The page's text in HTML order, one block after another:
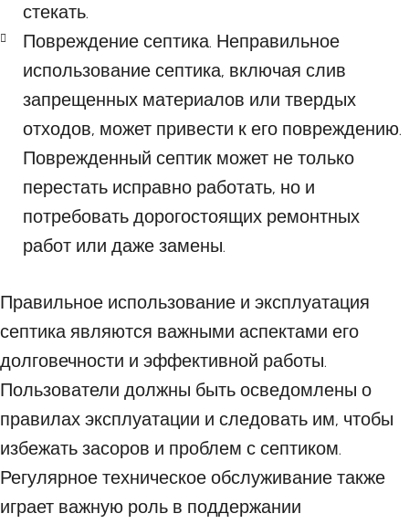
стекать.
Повреждение септика. Неправильное
использование септика, включая слив
запрещенных материалов или твердых
отходов, может привести к его повреждению.
Поврежденный септик может не только
перестать исправно работать, но и
потребовать дорогостоящих ремонтных
работ или даже замены.
Правильное использование и эксплуатация
септика являются важными аспектами его
долговечности и эффективной работы.
Пользователи должны быть осведомлены о
правилах эксплуатации и следовать им, чтобы
избежать засоров и проблем с септиком.
Регулярное техническое обслуживание также
играет важную роль в поддержании